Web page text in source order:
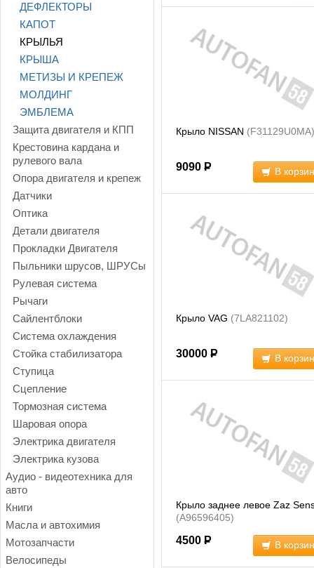
ДЕФЛЕКТОРЫ
КАПОТ
КРЫЛЬЯ
КРЫША
МЕТИЗЫ И КРЕПЕЖ
МОЛДИНГ
ЭМБЛЕМА
Защита двигателя и КПП
Крестовина кардана и
рулевого вала
Опора двигателя и крепеж
Датчики
Оптика
Детали двигателя
Прокладки Двигателя
Пыльники шрусов, ШРУСы
Рулевая система
Рычаги
Сайлентблоки
Система охлаждения
Стойка стабилизатора
Ступица
Сцепление
Тормозная система
Шаровая опора
Электрика двигателя
Электрика кузова
Аудио - видеотехника для
авто
Книги
Масла и автохимия
Мотозапчасти
Велосипеды
Крыло NISSAN (F31129U0MA)
9090 Р В
Крыло VAG (7LA821102)
30000 Р В
Крыло заднее левое Zaz
(A96596405)
4500 Р В